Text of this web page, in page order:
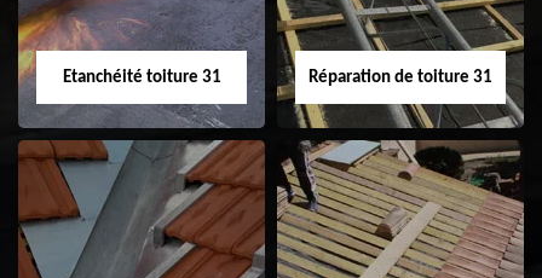
Etanchéité toiture 31
Etanchéité toiture
Réparation de toiture 31
Réparation de